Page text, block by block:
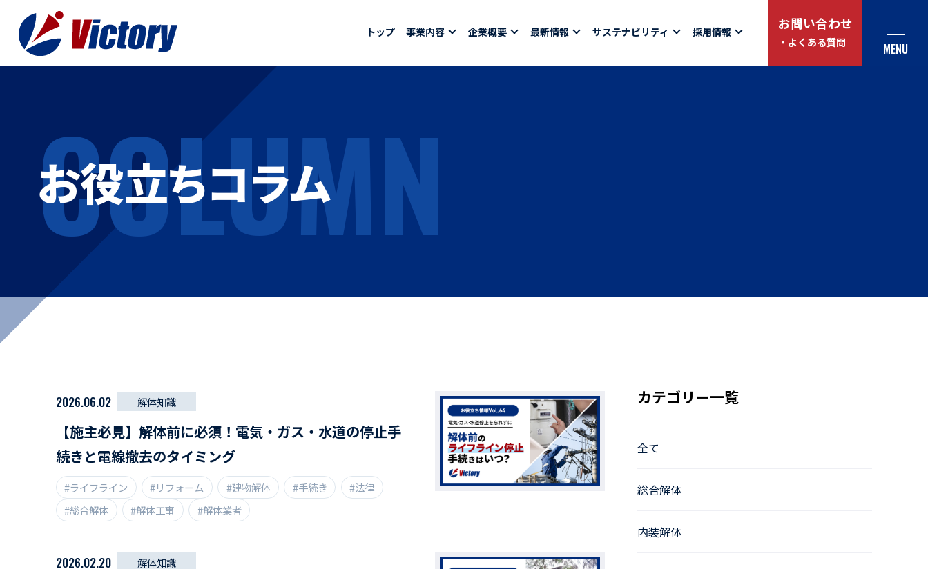
MENU
トップ 事業内容 企業概要 最新情報 サステナビリティ 採用情報
お問い合わせ
・よくある質問
事業紹介
総合解体 / 解体事業
産業廃棄物収集/ 運搬
企業概要
活動レポート
お役立ちコラム
プライバシーポリシー
お役立ちコラム
COLUMN
2026.06.02 解体知識
【施主必見】解体前に必須！電気・ガス・水道の停止手
続きと電線撤去のタイミング
#ライフライン #リフォーム #建物解体 #手続き
#法律
#総合解体
#解体工事 #解体業者
2026.02.20 解体知識
カテゴリー一覧
全て
総合解体
内装解体